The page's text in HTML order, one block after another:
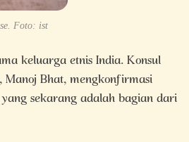
Foto: ist
keluarga etnis India. Konsul
Bhat, mengkonfirmasi
sekarang adalah bagian dari